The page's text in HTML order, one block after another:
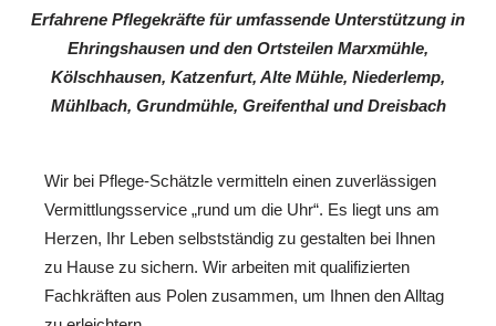
Erfahrene Pflegekräfte für umfassende Unterstützung in
Ehringshausen und den Ortsteilen Marxmühle,
Kölschhausen, Katzenfurt, Alte Mühle, Niederlemp,
Mühlbach, Grundmühle, Greifenthal und Dreisbach
Wir bei Pflege-Schätzle vermitteln einen zuverlässigen
Vermittlungsservice „rund um die Uhr“. Es liegt uns am
Herzen, Ihr Leben selbstständig zu gestalten bei Ihnen
zu Hause zu sichern. Wir arbeiten mit qualifizierten
Fachkräften aus Polen zusammen, um Ihnen den Alltag